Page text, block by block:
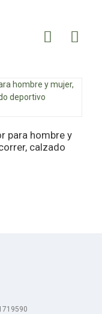
para hombre y
calzado